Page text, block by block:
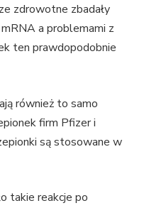
zdrowotne zbadały
a problemami z
ten prawdopodobnie
również to samo
firm Pfizer i
są stosowane w
takie reakcje po